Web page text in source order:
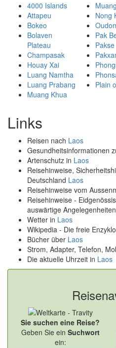
4000 Islands
Attapeu
Bokeo
Bolaven
Plateau
Champasak
Houay Xai
Luang Namtha
Luang Prabang
Muang Khua
Nong
Pak
Pakse
Plain
Links
Reisen nach Laos
Gesundheitsinformationen
Artenschutz in Laos
Reisehinweise,
Deutschland Laos
Reisehinweise vom
Reisehinweise -
auswärtige
Wetter in Laos
Wikipedia - Die freie
Bücher über Laos
Strom, Adapter, Telefon,
Die aktuelle Uhrzeit in Laos
Sie suchen eine Reise?
Geben Sie ein Suchwort
ein: